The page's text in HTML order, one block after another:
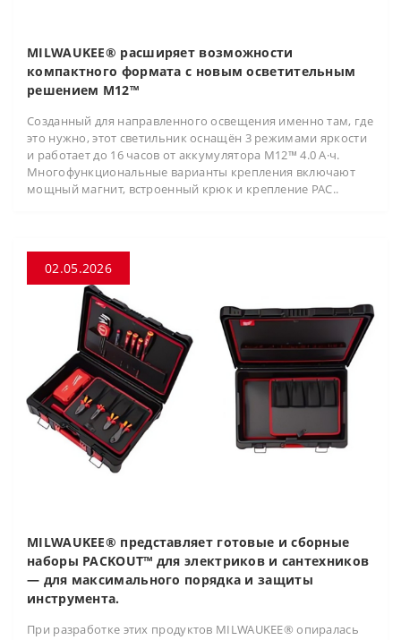
MILWAUKEE® расширяет возможности
компактного формата с новым осветительным
решением M12™
Созданный для направленного освещения именно там, где
это нужно, этот светильник оснащён 3 режимами яркости
и работает до 16 часов от аккумулятора M12™ 4.0 А·ч.
Многофункциональные варианты крепления включают
мощный магнит, встроенный крюк и крепление PAC..
02.05.2026
MILWAUKEE® представляет готовые и сборные
наборы PACKOUT™ для электриков и сантехников
— для максимального порядка и защиты
инструмента.
При разработке этих продуктов MILWAUKEE® опиралась